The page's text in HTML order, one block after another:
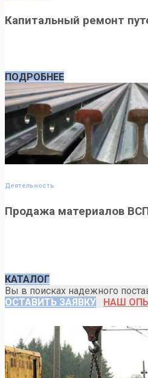
Капитальный ремонт
ПОДРОБНЕЕ
Деятельность
Продажа материалов
КАТАЛОГ
Вы в поисках надежного
ОСТАВИТЬ ЗАЯВКУ
НАШ